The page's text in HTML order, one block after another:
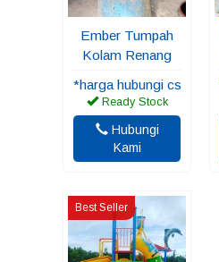
Ember Tumpah
Kolam Renang
*harga hubungi cs
Ready Stock
Hubungi
Kami
Best Seller